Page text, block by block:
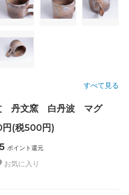
すべて見る
丹文窯 白丹波 マグ
(税500円)
ポイント還元
お気に入り